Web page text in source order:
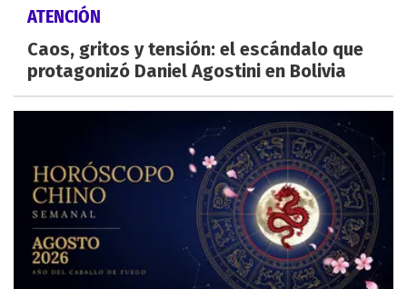
ATENCIÓN
Caos, gritos y tensión: el escándalo que
protagonizó Daniel Agostini en Bolivia